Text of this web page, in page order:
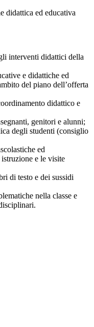
didattica ed educativa
interventi didattici della
e didattiche ed
del piano dell’offerta
didattico e
genitori e alunni;
degli studenti (consiglio
ed
e le visite
di testo e dei sussidi
nella classe e